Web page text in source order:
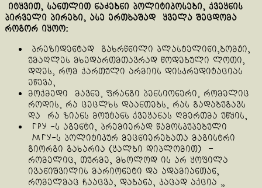
იტყვით, სანთლით ნაძებნი პოლიტიკოსები, ქვეყნის
პირველი პირები, ასე ერთბაშად ყველა შეცდომა
როგორ იყოო:
პრეზიდენტად გახრწნილი პლასტელინი,ბომჟი,
უმაღლეს მხედართმთავრად წოდებული ლოთი,
დღეს, რომ ქართული არმიის დისკრედიტაციას
ეწევა,
მოქმედი მავნე, ფრანგი პენსიონერი, რომელიც
როდის, რა ცეცლხს დაანთებს, რას გადაბუგავს
და რა ზიანს მოუტანს ქვეყანას ღმერთმა უწყის,
ГРУ -ს აგენტი, პრემიერად წამოსკუპებული
МГУ-ს პოლიტიკურ მეცნიერებათა მაგისტრი
გიორგი გახარია (ყალბი დიპლომით) –
რომელიც, თურმე, მხოლოდ ის არ ყოფილა
ივანიშვილის მარიონეტი და ადამიანთან,
რომელმაც ჩააცვა, დაბანა, კაცად აქცია „